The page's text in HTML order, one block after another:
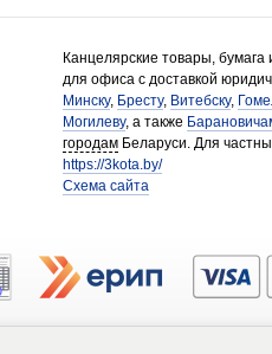
Канцелярские товары, бумага
для офиса с доставкой
Минску, Бресту, Витебску,
Могилеву, а также
городам Беларуси. Для
https://3kota.by/
Схема сайта